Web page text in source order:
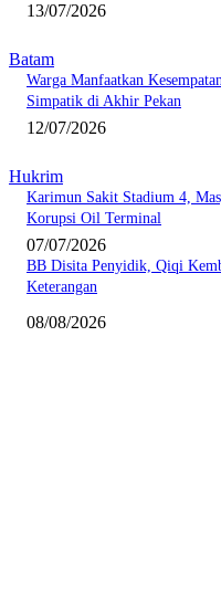
13/07/2026
Batam
Warga Manfaatkan
Simpatik di Akhir Pekan
12/07/2026
Hukrim
Karimun Sakit Stadium 4,
Korupsi Oil Terminal
07/07/2026
BB Disita Penyidik, Qiqi
Keterangan
08/08/2026